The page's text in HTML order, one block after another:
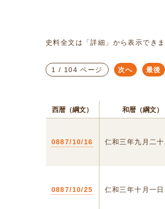
史料全文は「詳細」から表示でき
1 / 104 ページ 次へ 最後
西暦（綱文） 和暦（綱文）
0887/10/16 仁和三年九月二十
0887/10/25 仁和三年十月一日